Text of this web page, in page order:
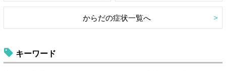
からだの症状一覧へ
キーワード